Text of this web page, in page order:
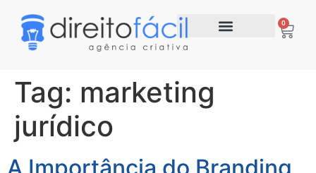
0
Tag: marketing
jurídico
A Importância do Branding